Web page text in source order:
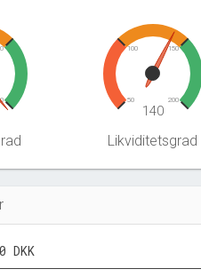
50
100 150
200
140
Likviditetsgrad
DKK